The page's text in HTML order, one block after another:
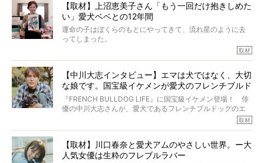
ところが、フレンチブルドッグの桃太郎は9歳で脳腫瘍を発
症し、なんと4年7ヶ月間も生き抜いたのです。旅立ったと
きの年齢は13歳と11ヶ月、レジェンド級のレジェンドでし
た。さらには、治療後3年間は一度も発作が起きなかったと
いいます。
この事実はフレンチブルドッグだけでなく、脳腫瘍と闘う
太郎のオーナーである佐藤さんご夫婦に、治療の選択やケ
アについて詳しくお話しをうかがいました。
【取材】上沼恵美子さん「もう一回だけ抱きしめた
い」愛犬ベベとの12年間
運命の子はぼくらのもとにやってきて、流れ星のように去
ってしまった。
り添いたいと思う。
その悲しみをいますぐ解消することはできないが、話をき
いて、泣いたり笑ったりするのもいいだろう。
こんな子だった、こんなにいい子だった、ほんとうに愛し
ていたと。
ぼくらは上沼恵美子さんのご自宅へ伺って、お話をきこう
と思った。
取材
【中川大志インタビュー】エマは犬ではなく、大切
な娘です。国宝級イケメンが愛犬のフレンチブルド
ッグと一緒に登場
『FRENCH BULLDOG LIFE』に国宝級イケメン登場！ 俳
優の中川大志さんが、愛犬であるフレンチブルドッグのエ
マちゃん（2歳の女の子）にメロメロとの情報を聞きつけ、
カエピソードが次から次へと飛び出しました。
取材
【取材】川口春奈と愛犬アムのやさしい世界。ー大
人気女優は生粋のフレブルラバー